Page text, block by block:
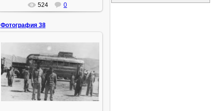
524 0
Фотография 38
02.08.2015
ИгорьМ